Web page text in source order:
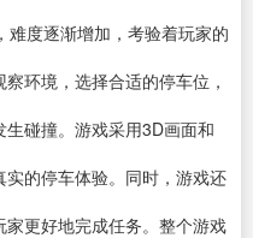
度逐渐增加，考验着玩家的
环境，选择合适的停车位，
碰撞。游戏采用3D画面和
的停车体验。同时，游戏还
更好地完成任务。整个游戏